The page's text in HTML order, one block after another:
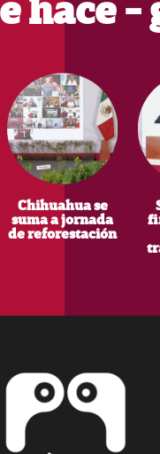
hace -
Chihuahua se
suma a jornada
de reforestación